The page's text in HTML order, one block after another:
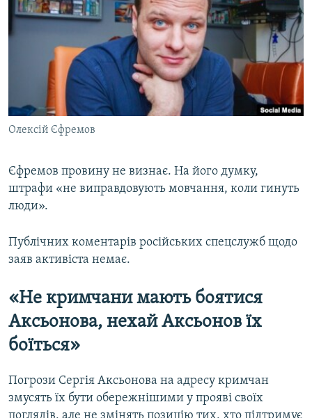
Олексій Єфремов
Єфремов провину не визнає. На його думку,
штрафи «не виправдовують мовчання, коли гинуть
люди».
Публічних коментарів російських спецслужб щодо
заяв активіста немає.
«Не кримчани мають боятися
Аксьонова, нехай Аксьонов їх
боїться»
Погрози Сергія Аксьонова на адресу кримчан
змусять їх бути обережнішими у прояві своїх